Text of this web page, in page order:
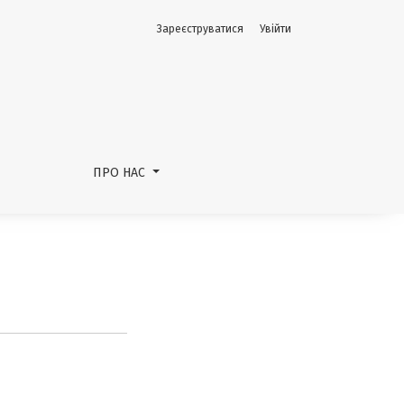
ПРО НАС
Зареєструватися Увійти